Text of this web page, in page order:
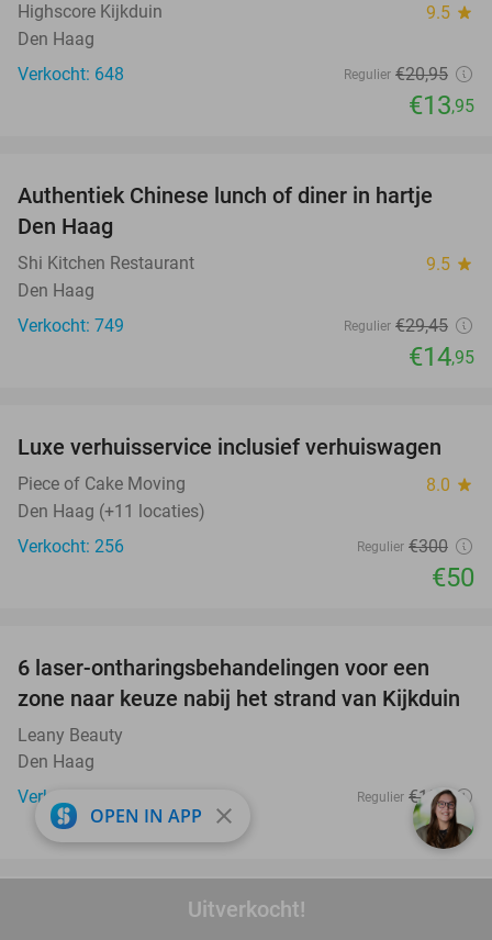
Uitverkocht!
Highscore Kijkduin 9.5 star
Den Haag
Verkocht: 648
Regulier €20,95
€13,95
49%
Authentiek Chinese lunch of diner in hartje
Den Haag
Shi Kitchen Restaurant 9.5 star
Den Haag
Verkocht: 749
Regulier €29,45
€14,95
83%
Luxe verhuisservice inclusief verhuiswagen
Piece of Cake Moving 8.0 star
Den Haag (+11 locaties)
Verkocht: 256
Regulier €300
€50
68%
6 laser-ontharingsbehandelingen voor een
zone naar keuze nabij het strand van Kijkduin
Leany Beauty
Den Haag
Verkocht: 10
Regulier €120
€39
Overnachting voor 2 in een deluxe kamer in
OPEN IN APP close